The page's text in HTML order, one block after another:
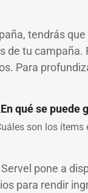
tendrás
de tu campaña.
Para
qué se puede
son los ítems
pone a
para rendir